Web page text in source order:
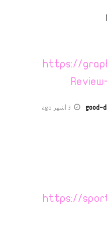
https://
good- 3 أشهر ago
https://